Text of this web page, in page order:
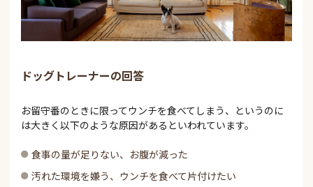
ドッグトレーナーの回答
お留守番のときに限ってウンチを食べてしまう、というのに
は大きく以下のような原因があるといわれています。
食事の量が足りない、お腹が減った
汚れた環境を嫌う、ウンチを食べて片付けたい